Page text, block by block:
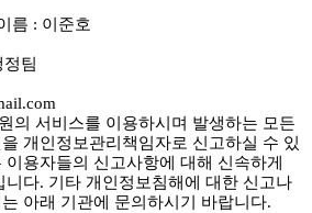
름 : 이준호
팀
의 서비스를 이용하시며 발생하는 모든
개인정보관리책임자로 신고하실 수 있
용자들의 신고사항에 대해 신속하게
니다. 기타 개인정보침해에 대한 신고나
아래 기관에 문의하시기 바랍니다.